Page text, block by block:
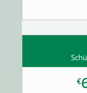
€